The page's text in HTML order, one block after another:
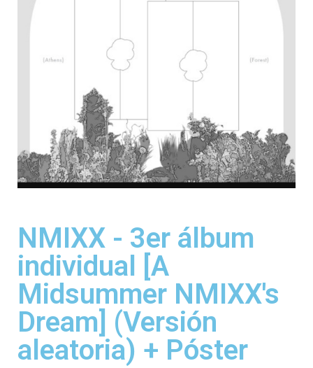
NMIXX - 3er álbum
individual [A
Midsummer NMIXX's
Dream] (Versión
aleatoria) + Póster